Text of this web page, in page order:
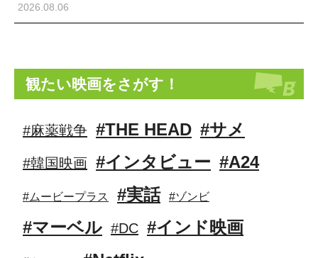
2026.08.06
観たい映画をさがす！
#麻薬戦争 #THE HEAD #サメ
#韓国映画 #インタビュー #A24
#ムービープラス #実話 #ゾンビ
#マーベル #DC #インド映画